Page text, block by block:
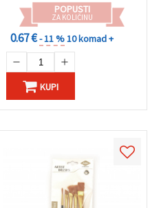
POPUSTI
ZA KOLIČINU
0.67 €- 11 %10 komad +
KUPI